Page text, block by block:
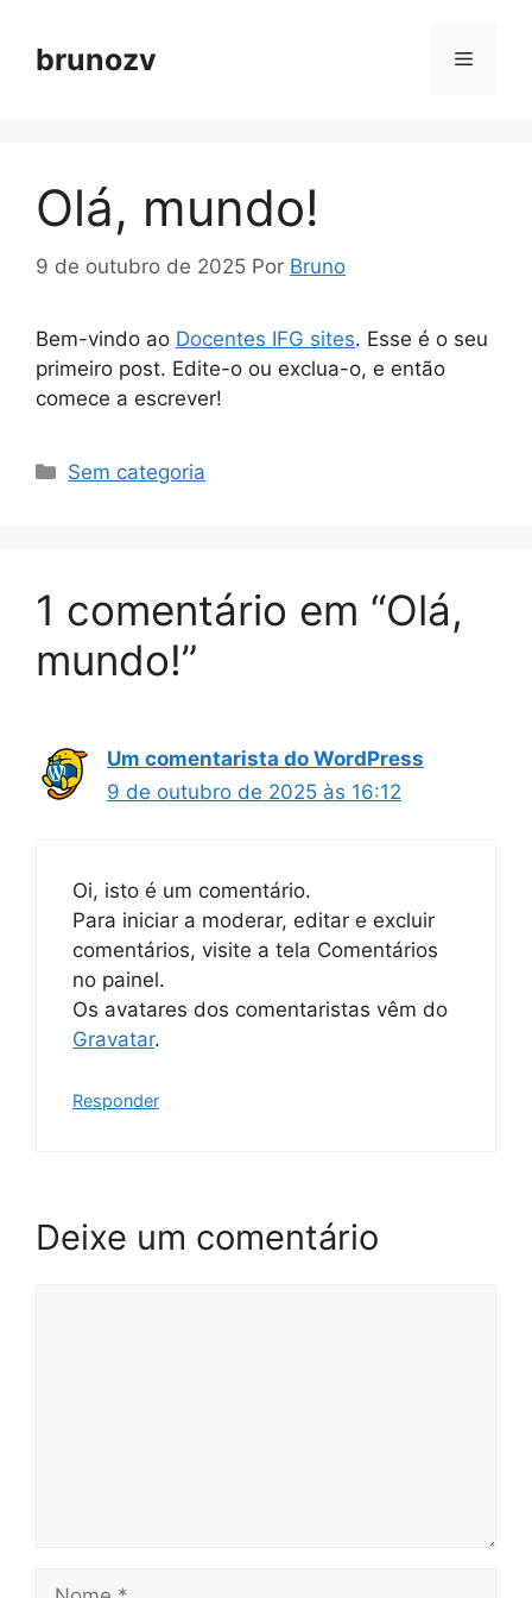
parabrunozv Menu
Olá, mundo!
9 de outubro de 2025 Por Bruno
Bem-vindo ao Docentes IFG sites. Esse é o seu
primeiro post. Edite-o ou exclua-o, e então
comece a escrever!
Categorias
Sem categoria
1 comentário em “Olá,
mundo!”
Um comentarista do WordPress
9 de outubro de 2025 às 16:12
Oi, isto é um comentário.
Para iniciar a moderar, editar e excluir
comentários, visite a tela Comentários
no painel.
Os avatares dos comentaristas vêm do
Gravatar.
Responder
Deixe um comentário
Nome